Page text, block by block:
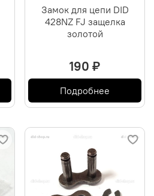
Замок для цепи DID
428NZ FJ защелка
золотой
190 ₽
Подробнее